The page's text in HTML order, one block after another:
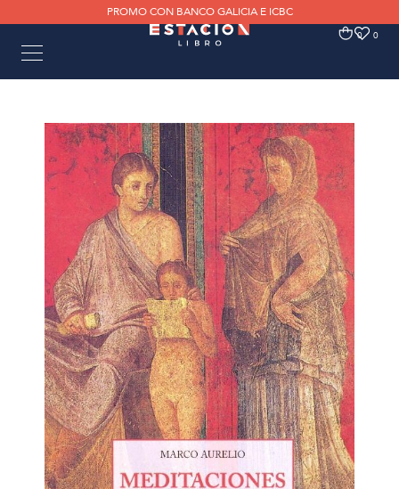
PROMO CON BANCO GALICIA E ICBC
0 0